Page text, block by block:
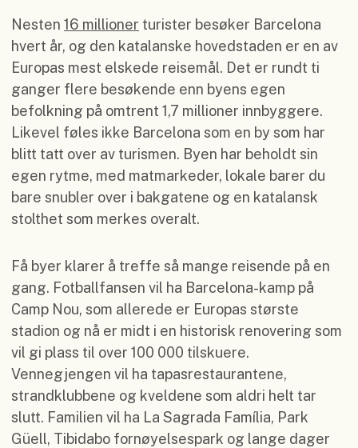
Nesten 16 millioner turister besøker Barcelona
hvert år, og den katalanske hovedstaden er en av
Europas mest elskede reisemål. Det er rundt ti
ganger flere besøkende enn byens egen
befolkning på omtrent 1,7 millioner innbyggere.
Likevel føles ikke Barcelona som en by som har
blitt tatt over av turismen. Byen har beholdt sin
egen rytme, med matmarkeder, lokale barer du
bare snubler over i bakgatene og en katalansk
stolthet som merkes overalt.
Få byer klarer å treffe så mange reisende på en
gang. Fotballfansen vil ha Barcelona-kamp på
Camp Nou, som allerede er Europas største
stadion og nå er midt i en historisk renovering som
vil gi plass til over 100 000 tilskuere.
Vennegjengen vil ha tapasrestaurantene,
strandklubbene og kveldene som aldri helt tar
slutt. Familien vil ha La Sagrada Família, Park
Güell, Tibidabo fornøyelsespark og lange dager